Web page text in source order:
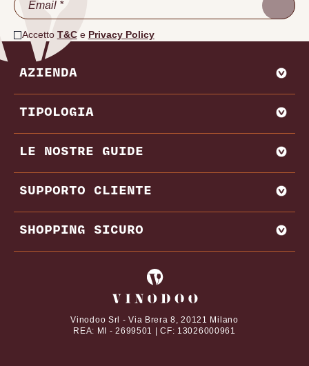
Accetto T&Ce Privacy Policy
AZIENDA
CHI SIAMO
VADEMECUM VINODOO
ENOWEB
VENDI CON NOI
TIPOLOGIA
AGLIANICO
AMARONE
BAROLO
BRUNELLO DI MONTALCINO
CHIANTI
LE NOSTRE GUIDE
MIGLIORI PRODUTTORI E CANTINE ITALIA
MIGLIORI PRODUTTORI E CANTINE FRANCIA
REGIONI VINICOLE
VITIGNI
DAL NOSTRO MAGAZINE
SUPPORTO CLIENTE
CONTATTI
DOMANDE FREQUENTI
TERMINI E CONDIZIONI
SHOPPING SICURO
I tuoi pagamenti online con
Vinodoo Srl - Via Brera 8, 20121 Milano
REA: MI - 2699501 | CF: 13026000961